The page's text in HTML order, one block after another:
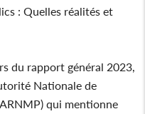
: Quelles réalités et
du rapport général 2023,
Nationale de
qui mentionne